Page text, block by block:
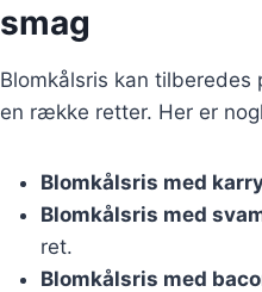
smag
Blomkålsris kan
en række retter. Her er
Blomkålsris med
Blomkålsris med
ret.
Blomkålsris med